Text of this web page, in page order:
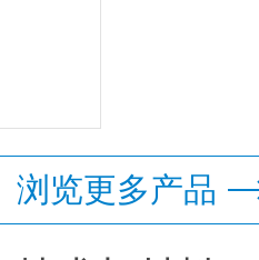
浏览更多产品